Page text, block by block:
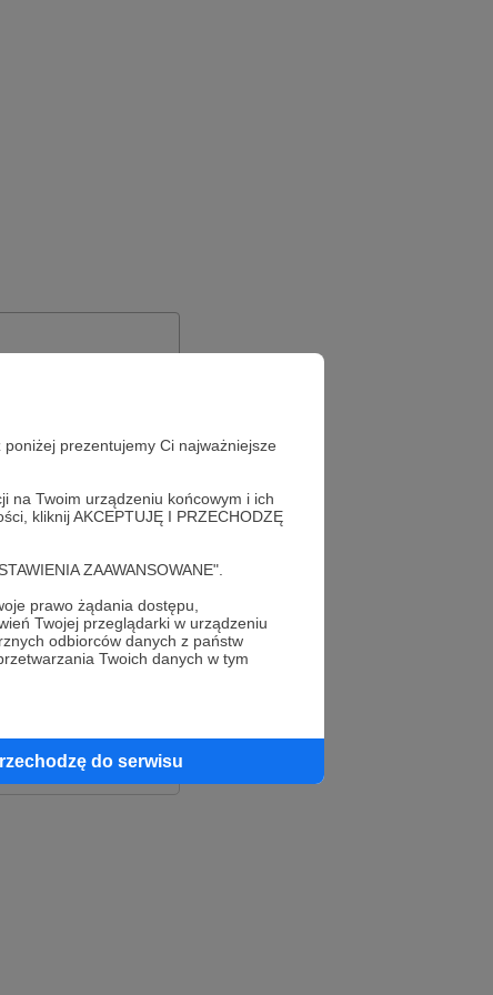
prezentujemy Ci najważniejsze
na Twoim urządzeniu końcowym i ich
kliknij AKCEPTUJĘ I PRZECHODZĘ
ZAAWANSOWANE".
prawo żądania dostępu,
Twojej przeglądarki w urządzeniu
odbiorców danych z państw
Twoich danych w tym
do serwisu